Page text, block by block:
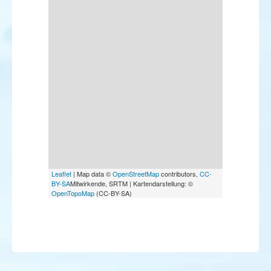
Leaflet | Map data ©OpenStreetMapcontributors, CC-
BY-SAMitwirkende, SRTM | Kartendarstellung: ©
OpenTopoMap (CC-BY-SA)